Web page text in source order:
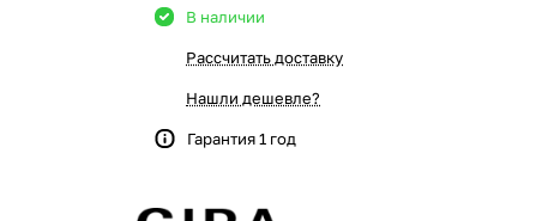
В наличии
Рассчитать доставку
Нашли дешевле?
Гарантия 1 год